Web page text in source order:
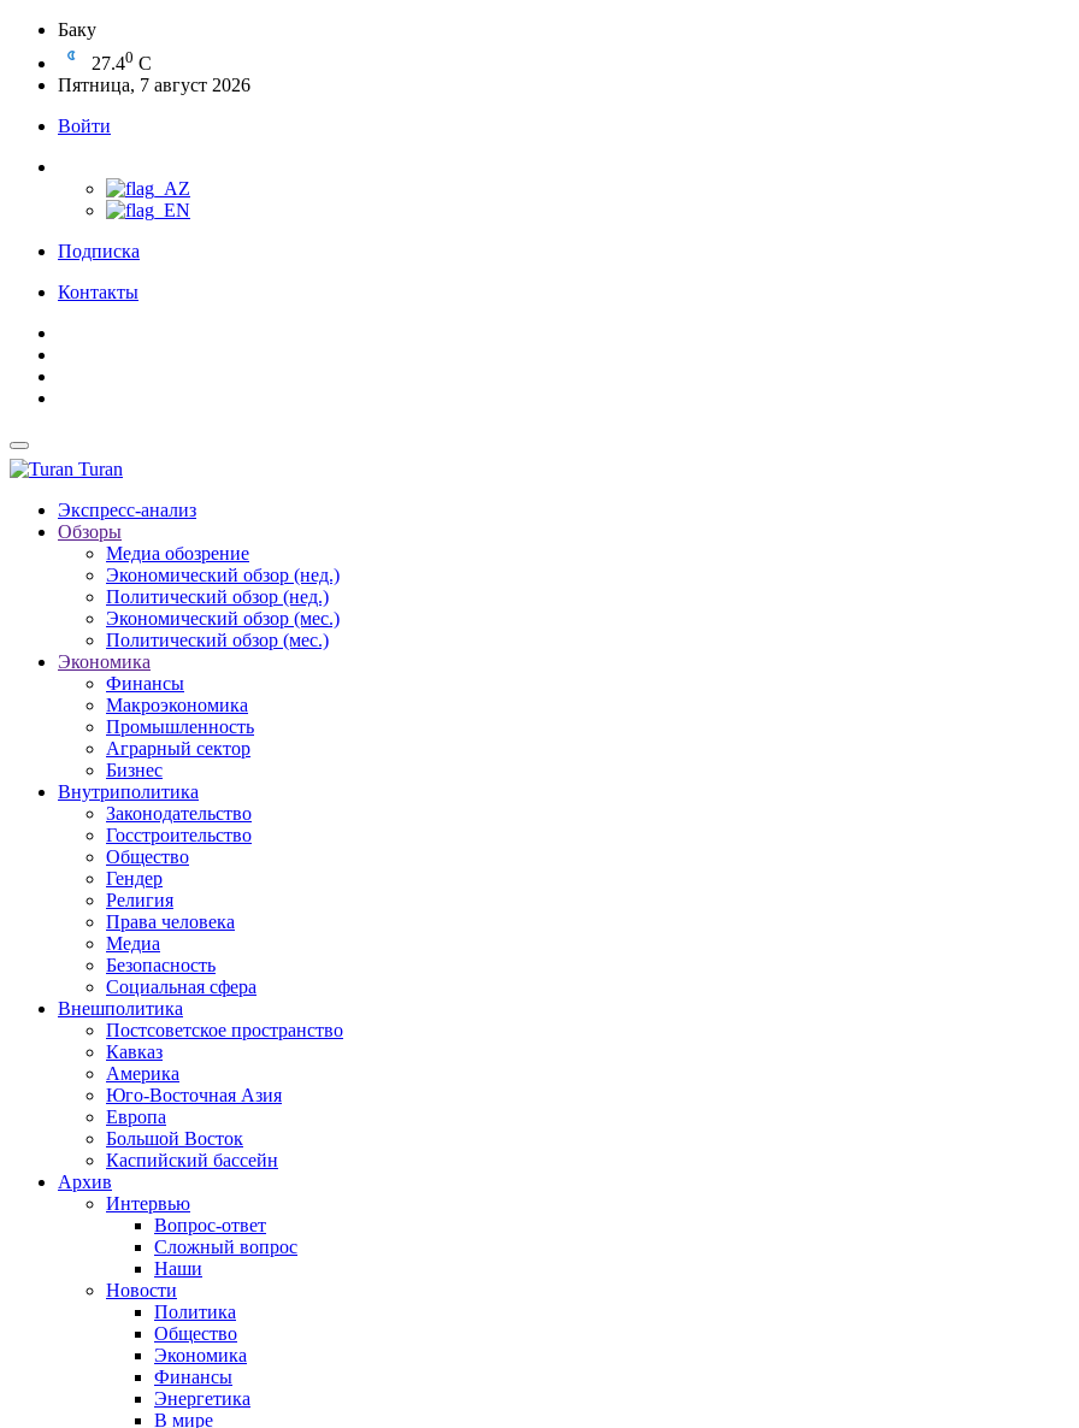
Баку
27.40 C
Пятница, 7 август 2026
Войти
Подписка
Контакты
Turan
Экспресс-анализ
Обзоры
Медиа обозрение
Экономический обзор (нед.)
Политический обзор (нед.)
Экономический обзор (мес.)
Политический обзор (мес.)
Экономика
Финансы
Макроэкономика
Промышленность
Аграрный сектор
Бизнес
Внутриполитика
Законодательство
Госстроительство
Общество
Гендер
Религия
Права человека
Медиа
Безопасность
Социальная сфера
Внешполитика
Постсоветское пространство
Кавказ
Америка
Юго-Восточная Азия
Европа
Большой Восток
Каспийский бассейн
Архив
Интервью
Вопрос-ответ
Сложный вопрос
Наши
Новости
Политика
Общество
Экономика
Финансы
Энергетика
В мире